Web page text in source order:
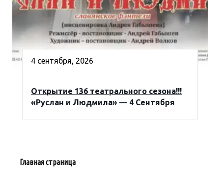
4 сентября, 2026
Открытие 136 театрального сезона!!!
«Руслан и Людмила» — 4 Сентября
Главная страница